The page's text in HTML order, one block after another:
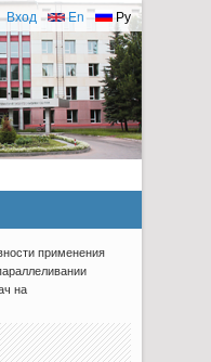
Ру
En
Вход
применения
на